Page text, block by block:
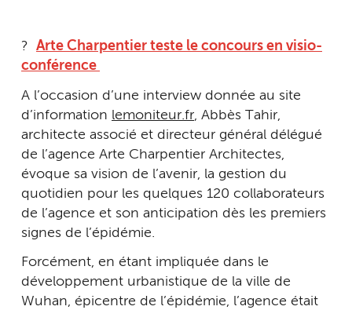
? Arte Charpentier teste le concours en visio-
conférence
A l’occasion d’une interview donnée au site
d’information lemoniteur.fr, Abbès Tahir,
architecte associé et directeur général délégué
de l’agence Arte Charpentier Architectes,
évoque sa vision de l’avenir, la gestion du
quotidien pour les quelques 120 collaborateurs
de l’agence et son anticipation dès les premiers
signes de l’épidémie.
Forcément, en étant impliquée dans le
développement urbanistique de la ville de
Wuhan, épicentre de l’épidémie, l’agence était